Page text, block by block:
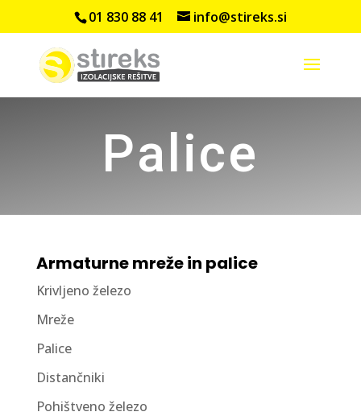
01 830 88 41 info@stireks.si
Palice
Armaturne mreže in palice
Krivljeno železo
Mreže
Palice
Distančniki
Pohištveno železo